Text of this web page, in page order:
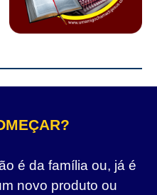
é da família ou, já é
novo produto ou